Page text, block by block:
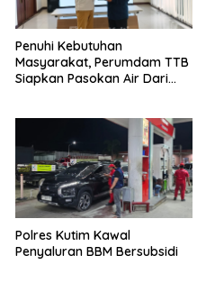
Penuhi Kebutuhan
Masyarakat, Perumdam TTB
Siapkan Pasokan Air Dari
Polres Kutim Kawal
Penyaluran BBM Bersubsidi